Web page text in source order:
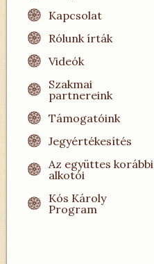
Kapcsolat
Rólunk írták
Videók
Szakmai
partnereink
Támogatóink
Jegyértékesítés
Az együttes korábbi
alkotói
Kós Károly
Program